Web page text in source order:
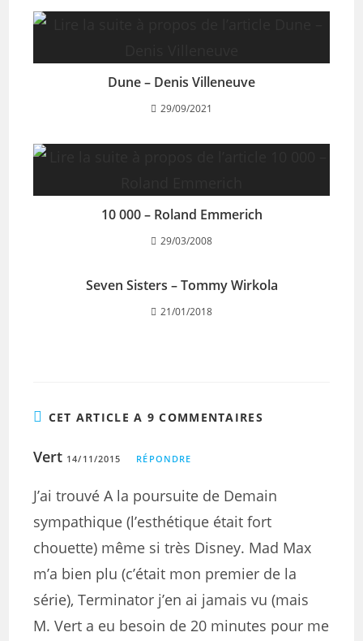
Dune – Denis Villeneuve
29/09/2021
10 000 – Roland Emmerich
29/03/2008
Seven Sisters – Tommy Wirkola
21/01/2018
CET ARTICLE A 9 COMMENTAIRES
Vert 14/11/2015 RÉPONDRE
J’ai trouvé A la poursuite de Demain
sympathique (l’esthétique était fort
chouette) même si très Disney. Mad Max
m’a bien plu (c’était mon premier de la
série), Terminator j’en ai jamais vu (mais
M. Vert a eu besoin de 20 minutes pour me